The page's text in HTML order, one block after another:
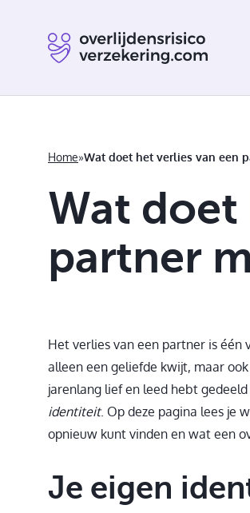
Overlijdensrisicoverzekering
Home»
Wat doet
partner
Het verlies van een partner is één
alleen een geliefde kwijt, maar
jarenlang lief en leed hebt
identiteit. Op deze pagina lees je
opnieuw kunt vinden en wat een
Je eigen